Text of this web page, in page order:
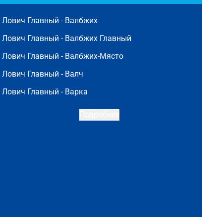
Лович Главный - Валбжих
Лович Главный - Валбжих Главный
Лович Главный - Валбжих-Място
Лович Главный - Валч
Лович Главный - Варка